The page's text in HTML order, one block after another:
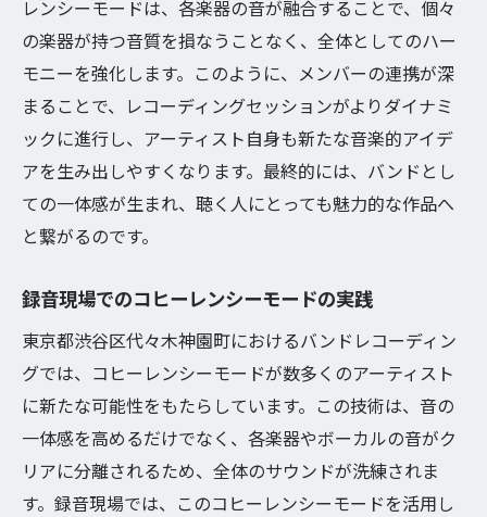
レンシーモードは、各楽器の音が融合することで、個々
の楽器が持つ音質を損なうことなく、全体としてのハー
モニーを強化します。このように、メンバーの連携が深
まることで、レコーディングセッションがよりダイナミ
ックに進行し、アーティスト自身も新たな音楽的アイデ
アを生み出しやすくなります。最終的には、バンドとし
ての一体感が生まれ、聴く人にとっても魅力的な作品へ
と繋がるのです。
録音現場でのコヒーレンシーモードの実践
東京都渋谷区代々木神園町におけるバンドレコーディン
グでは、コヒーレンシーモードが数多くのアーティスト
に新たな可能性をもたらしています。この技術は、音の
一体感を高めるだけでなく、各楽器やボーカルの音がク
リアに分離されるため、全体のサウンドが洗練されま
す。録音現場では、このコヒーレンシーモードを活用し